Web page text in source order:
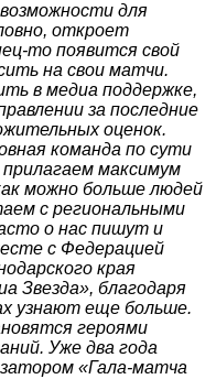
для
откроет
то появится свой
на свои матчи.
в медиа поддержке,
за последние
оценок.
команда по сути
максимум
можно больше людей
с региональными
о нас пишут и
с Федерацией
края
Звезда», благодаря
узнают еще больше.
героями
Уже два года
«Гала-матча